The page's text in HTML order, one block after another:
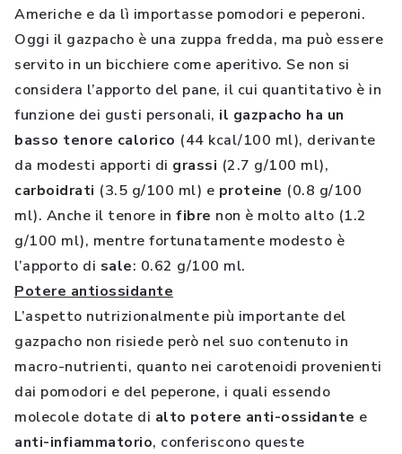
Americhe e da lì importasse pomodori e peperoni.
Oggi il gazpacho è una zuppa fredda, ma può essere
servito in un bicchiere come aperitivo. Se non si
considera l’apporto del pane, il cui quantitativo è in
funzione dei gusti personali, il gazpacho ha un
basso tenore calorico (44 kcal/100 ml), derivante
da modesti apporti di grassi (2.7 g/100 ml),
carboidrati (3.5 g/100 ml) e proteine (0.8 g/100
ml). Anche il tenore in fibre non è molto alto (1.2
g/100 ml), mentre fortunatamente modesto è
l’apporto di sale: 0.62 g/100 ml.
Potere antiossidante
L’aspetto nutrizionalmente più importante del
gazpacho non risiede però nel suo contenuto in
macro-nutrienti, quanto nei carotenoidi provenienti
dai pomodori e del peperone, i quali essendo
molecole dotate di alto potere anti-ossidante e
anti-infiammatorio, conferiscono queste